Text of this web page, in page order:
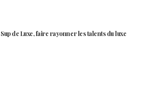
Sup de Luxe, faire rayonner les talents du luxe